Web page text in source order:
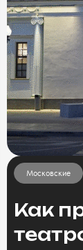
Московские
Как